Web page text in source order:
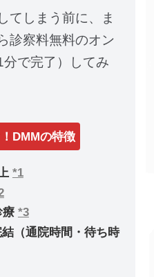
てしまう前に、ま
診察料無料のオン
で完了）してみ
DMMの特徴
*1
療 *3
（通院時間・待ち時